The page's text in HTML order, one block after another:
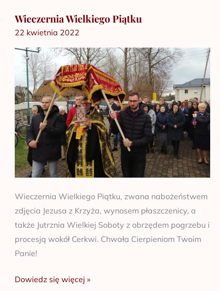
Wieczernia Wielkiego Piątku
22 kwietnia 2022
Wieczernia Wielkiego Piątku, zwana nabożeństwem
zdjęcia Jezusa z Krzyża, wynosem płaszczenicy, a
także Jutrznia Wielkiej Soboty z obrzędem pogrzebu i
procesją wokół Cerkwi. Chwała Cierpieniom Twoim
Panie!
Wieczernia
Wielkiego
Piątku
Dowiedz się więcej »